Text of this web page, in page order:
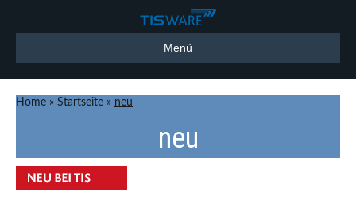
Menü
Home » Startseite » neu
neu